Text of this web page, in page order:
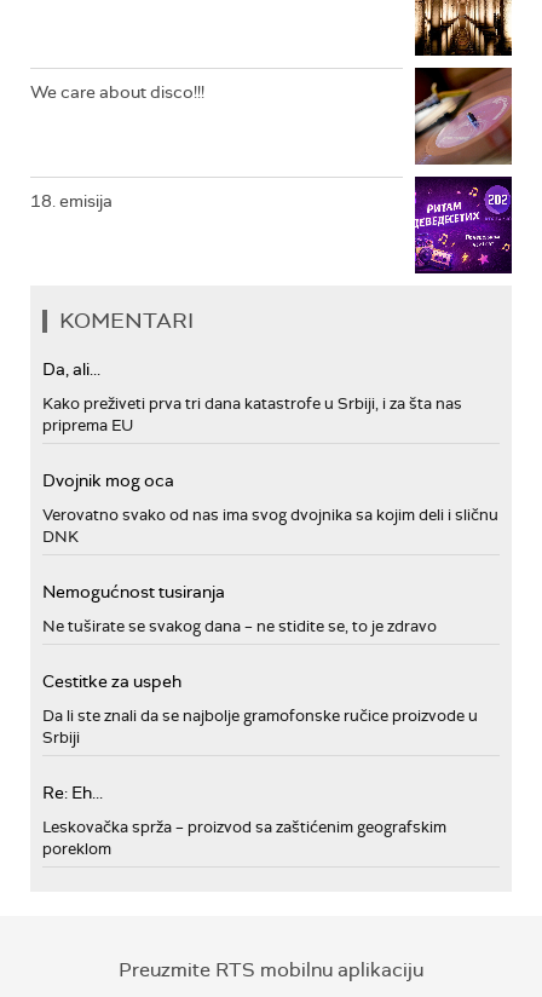
We care about disco!!!
18. emisija
KOMENTARI
Da, ali...
Kako preživeti prva tri dana katastrofe u Srbiji, i za šta nas
priprema EU
Dvojnik mog oca
Verovatno svako od nas ima svog dvojnika sa kojim deli i sličnu
DNK
Nemogućnost tusiranja
Ne tuširate se svakog dana – ne stidite se, to je zdravo
Cestitke za uspeh
Da li ste znali da se najbolje gramofonske ručice proizvode u
Srbiji
Re: Eh...
Leskovačka sprža – proizvod sa zaštićenim geografskim
poreklom
Preuzmite RTS mobilnu aplikaciju